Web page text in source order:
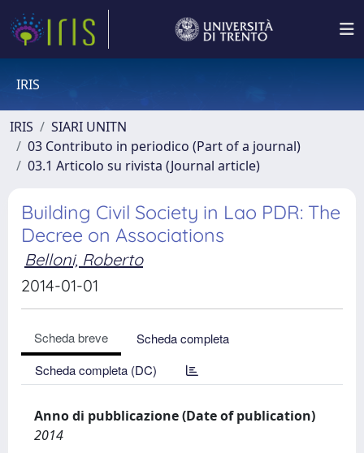
IRIS
IRIS
SIARI UNITN
03 Contributo in periodico (Part of a journal)
03.1 Articolo su rivista (Journal article)
Building Civil Society in Lao PDR: The
Decree on Associations
Belloni, Roberto
2014-01-01
Scheda breve
Scheda completa
Scheda completa (DC)
Anno di pubblicazione (Date of publication)
2014